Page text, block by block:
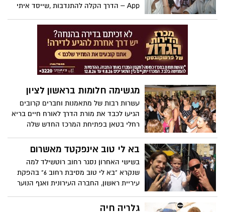
App – הדרך הקלה להתנדבות ,שייסד איתי
מגשימה חלומות בראשון לציון
עשרות רבות של מתאמנות וחברים קרובים
הגיעו לכבד את מורת הדרך לאורח חיים בריא
רחלי בטאן בפתיחת המרכז החדש שלה
נווה ים בראשון לציון.
בא לי טוב אינפקטד מאשרום
בשישי האחרון נסגר רחוב רוטשילד למה
שנקרא "בא לי טוב מסיבת רחוב 6" בהפקת
עיריית ראשון, החברה העירונית ואגף הנוער
גלריה חיה